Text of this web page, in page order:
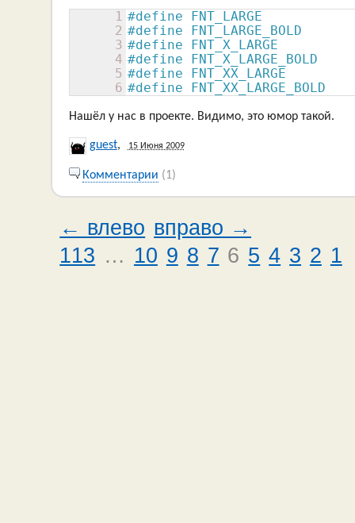
1
2
3
4
5
6
#define FNT_LARGE
#define FNT_LARGE_BOLD
#define FNT_X_LARGE
#define FNT_X_LARGE_BOLD
#define FNT_XX_LARGE
#define FNT_XX_LARGE_BOLD
Нашёл у нас в проекте. Видимо, это юмор такой.
guest, 15 Июня 2009
Комментарии (1)
← влево вправо →
113 … 10 9 8 7 6 5 4 3 2 1